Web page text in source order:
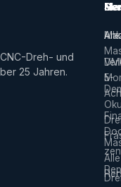
Dreh- und
25 Jahren.
Alle
5-
Alle